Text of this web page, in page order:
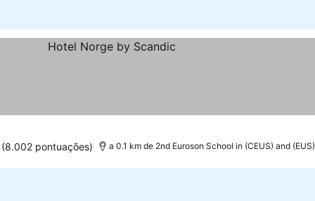
(8.002 pontuações) a 0.1 km de 2nd Euroson School in (CEUS) and (EUS)